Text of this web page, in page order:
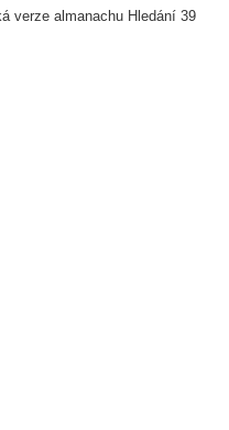
verze almanachu Hledání 39